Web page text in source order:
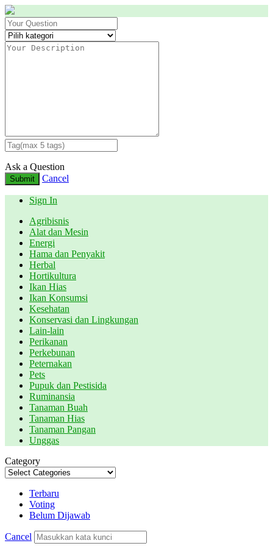
Ask a Question
Submit Cancel
Sign In
Agribisnis
Alat dan Mesin
Energi
Hama dan Penyakit
Herbal
Hortikultura
Ikan Hias
Ikan Konsumsi
Kesehatan
Konservasi dan Lingkungan
Lain-lain
Perikanan
Perkebunan
Peternakan
Pets
Pupuk dan Pestisida
Ruminansia
Tanaman Buah
Tanaman Hias
Tanaman Pangan
Unggas
Category
Terbaru
Voting
Belum Dijawab
Cancel